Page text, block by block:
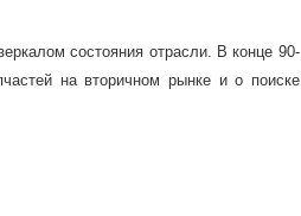
состояния отрасли. В конце 90-
на вторичном рынке и о поиске